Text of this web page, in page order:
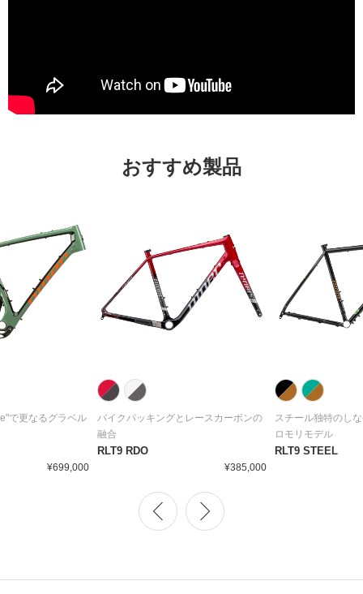
おすすめ製品
で更なるグラベル
¥699,000
バイクパッキングとレースカーボンの
融合
RLT9 RDO
¥385,000
スチール独特のし
ロモリモデル
RLT9 STEEL